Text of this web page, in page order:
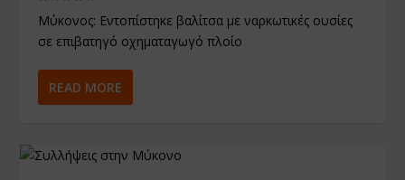
Μύκονος: Eντοπίστηκε βαλίτσα με ναρκωτικές ουσίες
σε επιβατηγό οχηματαγωγό πλοίο
READ MORE